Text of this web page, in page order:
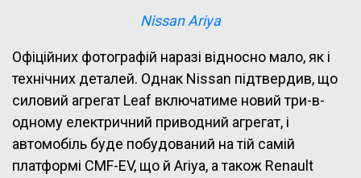
Nissan Ariya
Офіційних фотографій наразі відносно мало, як і
технічних деталей. Однак Nissan підтвердив, що
силовий агрегат Leaf включатиме новий три-в-
одному електричний приводний агрегат, і
автомобіль буде побудований на тій самій
платформі CMF-EV, що й Ariya, а також Renault